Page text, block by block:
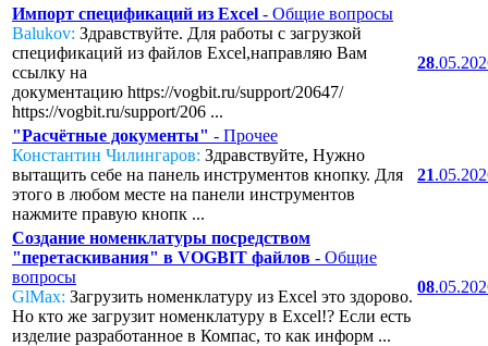
Импорт спецификаций из Excel - Общие вопросы
Balukov: Здравствуйте. Для работы с загрузкой
спецификаций из файлов Excel,направляю Вам
ссылку на
документацию https://vogbit.ru/support/20647/
https://vogbit.ru/support/206 ...
28
"Расчётные документы" - Прочее
Константин Чилингаров: Здравствуйте, Нужно
вытащить себе на панель инструментов кнопку. Для
этого в любом месте на панели инструментов
нажмите правую кнопк ...
21
Создание номенклатуры посредством
"перетаскивания" в VOGBIT файлов - Общие
вопросы
GlMax: Загрузить номенклатуру из Excel это здорово.
Но кто же загрузит номенклатуру в Excel!? Если есть
изделие разработанное в Компас, то как информ ...
08